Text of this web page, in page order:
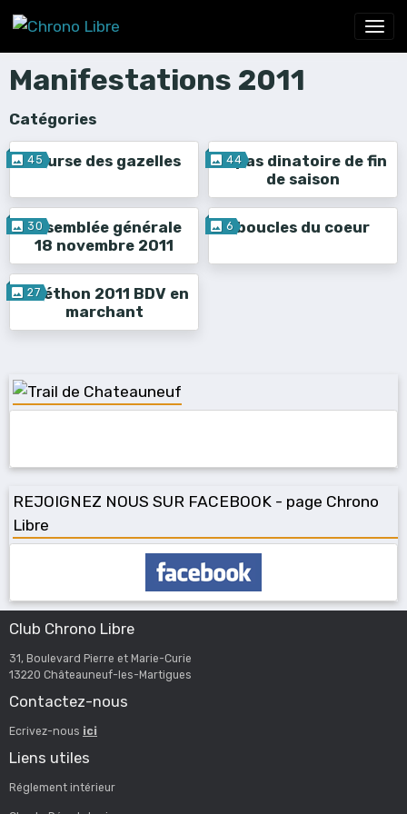
Manifestations 2011
Catégories
45
course des gazelles 44
repas dinatoire de fin
de saison
30
Assemblée générale
18 novembre 2011
6 boucles du coeur
27
Téléthon 2011 BDV en
marchant
REJOIGNEZ NOUS SUR FACEBOOK - page Chrono
Libre
Club Chrono Libre
31, Boulevard Pierre et Marie-Curie
13220 Châteauneuf-les-Martigues
Contactez-nous
Ecrivez-nous ici
Liens utiles
Réglement intérieur